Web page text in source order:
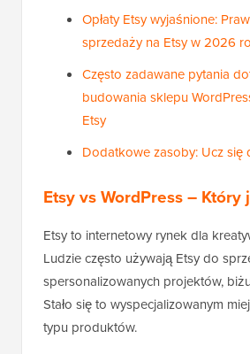
Opłaty Etsy wyjaśnione:
sprzedaży na Etsy w 2026
Często zadawane pytania
budowania sklepu
Etsy
Dodatkowe zasoby: Ucz się
Etsy vs WordPress – Który
Etsy to internetowy rynek dla
Ludzie często używają Etsy do
spersonalizowanych projektów,
Stało się to wyspecjalizowanym
typu produktów.